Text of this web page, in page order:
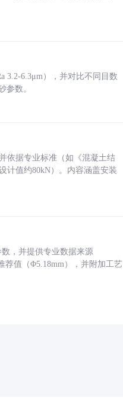
3.2-6.3μm），并对比不同目数
参数。
依据专业标准（如《混凝土结
计值约80kN）。内容涵盖安装
，并提供专业数据来源
荐值（Φ5.18mm），并附加工艺